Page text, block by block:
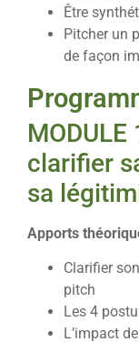
Être
Pitcher un
de façon
clarifier
sa
Apports
Clarifier
pitch
Les 4
L’impact